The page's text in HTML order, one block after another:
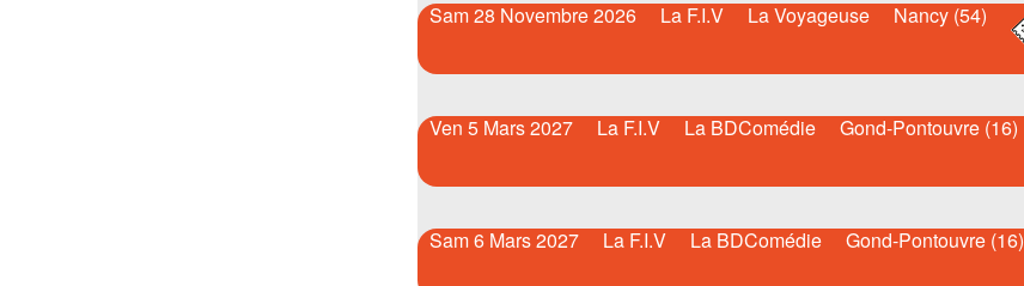
Sam 28 Novembre 2026 La F.I.V La Voyageuse Nancy (54)
Ven 5 Mars 2027 La F.I.V La BDComédie Gond-Pontouvre (16)
Sam 6 Mars 2027 La F.I.V La BDComédie Gond-Pontouvre (16)